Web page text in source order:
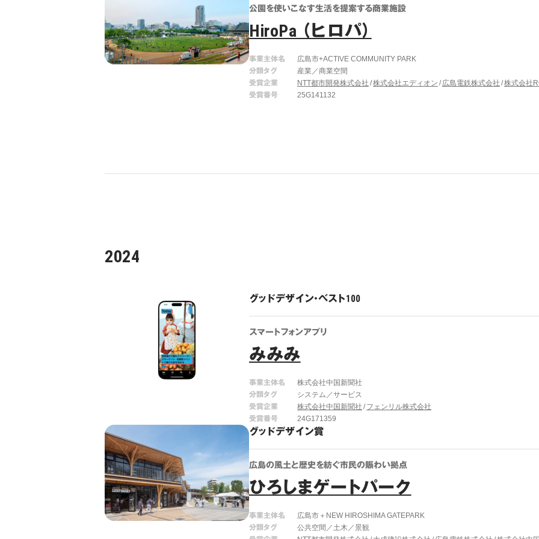
公園を使いこなす生活を提案する商業施設
HiroPa （ヒロパ）
事業主体名
広島市+ACTIVE COMMUNITY PARK
分類タグ
産業／商業空間
受賞企業
NTT都市開発株式会社 株式会社エディオン 広島電鉄株式会社 株式会社
受賞番号
25G141132
2024
グッドデザイン・ベスト100
スマートフォンアプリ
みみみ
事業主体名
株式会社中国新聞社
分類タグ
システム／サービス
受賞企業
株式会社中国新聞社
フェンリル株式会社
受賞番号
24G171359
グッドデザイン賞
広島の風土と歴史を紡ぐ市民の賑わい拠点
ひろしまゲートパーク
事業主体名
広島市＋NEW HIROSHIMA GATEPARK
分類タグ
公共空間／土木／景観